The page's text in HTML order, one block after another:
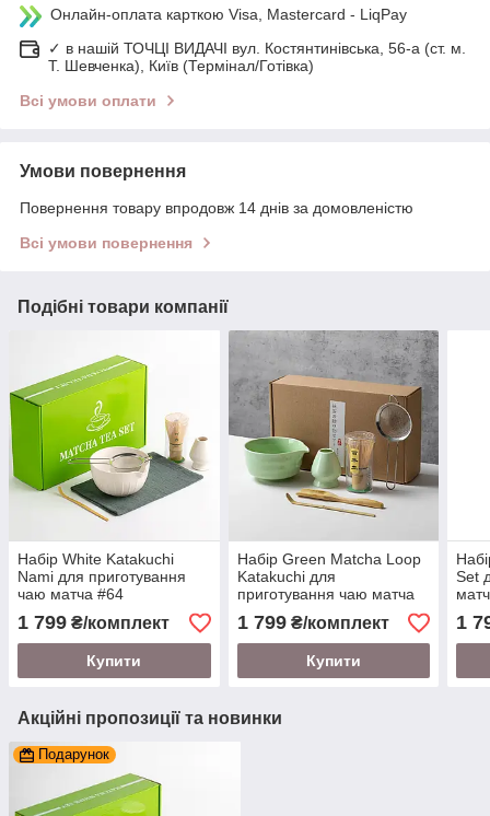
Онлайн-оплата карткою Visa, Mastercard - LiqPay
✓ в нашій ТОЧЦІ ВИДАЧІ вул. Костянтинівська, 56-а (ст. м.
Т. Шевченка), Київ (Термінал/Готівка)
Всі умови оплати
Умови повернення
Повернення товару впродовж 14 днів за домовленістю
Всі умови повернення
Подібні товари компанії
Набір White Katakuchi
Nami для приготування
чаю матча #64
1 799 ₴/комплект
Купити
Набір Green Matcha Loop
Katakuchi для
приготування чаю матча
#28
1 799₴/комплект
Купити
Set
1
Акційні пропозиції та новинки
Подарунок